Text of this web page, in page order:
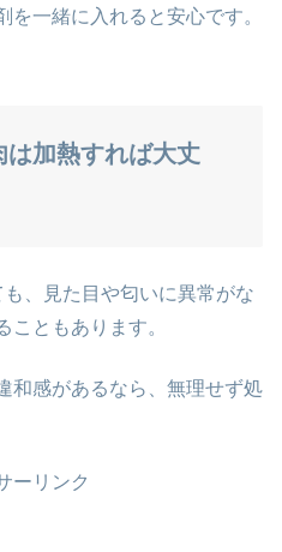
一緒に入れると安心です。
加熱すれば大丈
、見た目や匂いに異常がな
こともあります。
和感があるなら、無理せず処
ーリンク